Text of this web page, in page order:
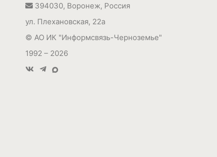
394030, Воронеж, Россия
ул. Плехановская, 22а
© АО ИК "Информсвязь-Черноземье"
1992 – 2026